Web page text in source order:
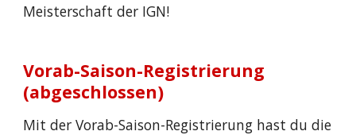
Meisterschaft der IGN!
Vorab-Saison-Registrierung
(abgeschlossen)
Mit der Vorab-Saison-Registrierung hast du die